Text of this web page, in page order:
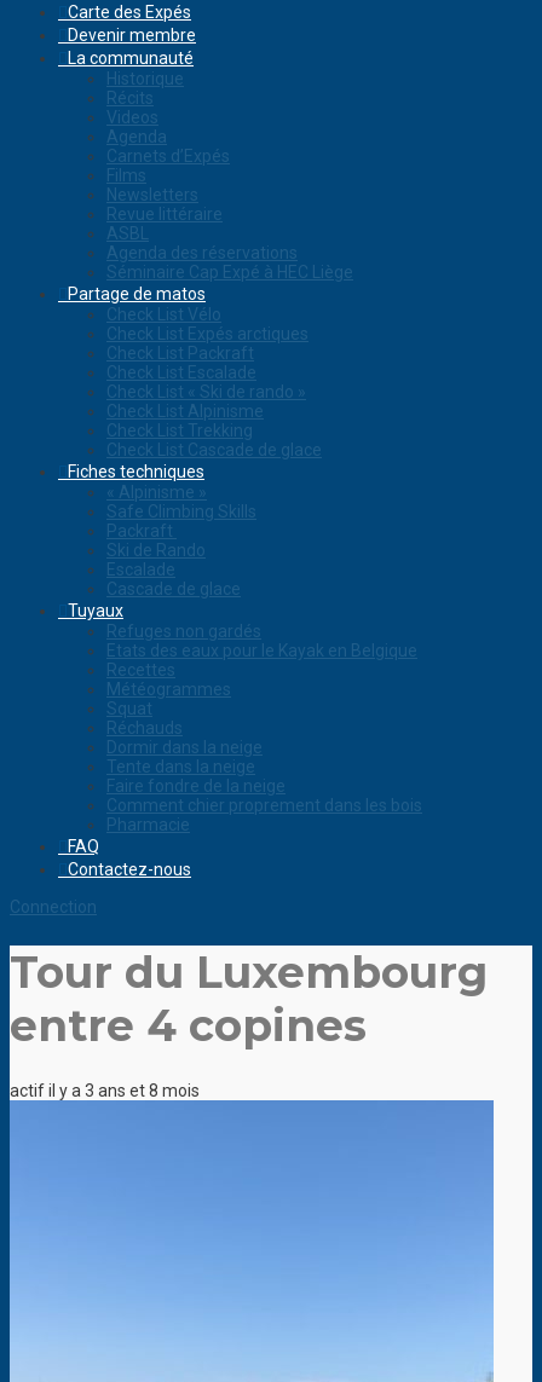
Carte des Expés
Devenir membre
La communauté
Historique
Récits
Videos
Agenda
Carnets d’Expés
Films
Newsletters
Revue littéraire
ASBL
Agenda des réservations
Séminaire Cap Expé à HEC Liège
Partage de matos
Check List Vélo
Check List Expés arctiques
Check List Packraft
Check List Escalade
Check List « Ski de rando »
Check List Alpinisme
Check List Trekking
Check List Cascade de glace
Fiches techniques
« Alpinisme »
Safe Climbing Skills
Packraft
Ski de Rando
Escalade
Cascade de glace
Tuyaux
Refuges non gardés
Etats des eaux pour le Kayak en Belgique
Recettes
Météogrammes
Squat
Réchauds
Dormir dans la neige
Tente dans la neige
Faire fondre de la neige
Comment chier proprement dans les bois
Pharmacie
FAQ
Contactez-nous
Connection
Tour du Luxembourg
entre 4 copines
actif il y a 3 ans et 8 mois